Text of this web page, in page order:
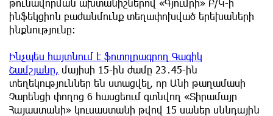
թունավորման ախտանիշներով «Գյումրի» Բ/Կ-ի
ինֆեկցիոն բաժանմունք տեղափոխված երեխաների
ինքնությունը։
Ինչպես հայտնում է ֆոտոլրագրող Գագիկ
Շամշյանը,
մայիսի 15-ին ժամը 23․45-ին
տեղեկություններ են ստացվել, որ Անի թաղամասի
Չարենցի փողոց 6 հասցեում գտնվող «Տիրամայր
Հայաստանի» կուսաստանի թվով 15 սաներ սննդային